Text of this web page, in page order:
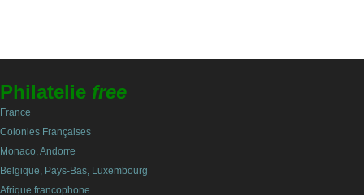
Philatelie free
France
Colonies Françaises
Monaco, Andorre
Belgique, Pays-Bas, Luxembourg
Afrique francophone